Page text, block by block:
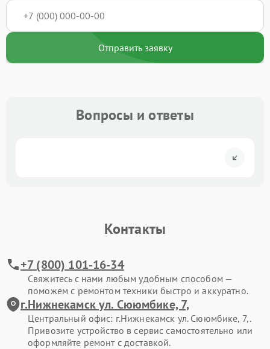
Отправить заявку
Вопросы и ответы
Контакты
+7 (800) 101-16-34
Свяжитесь с нами любым удобным способом —
поможем с ремонтом техники быстро и аккуратно.
г.Нижнекамск ул. Сююмбике, 7,
Центральный офис: г.Нижнекамск ул. Сююмбике, 7,.
Привозите устройство в сервис самостоятельно или
оформляйте ремонт с доставкой.